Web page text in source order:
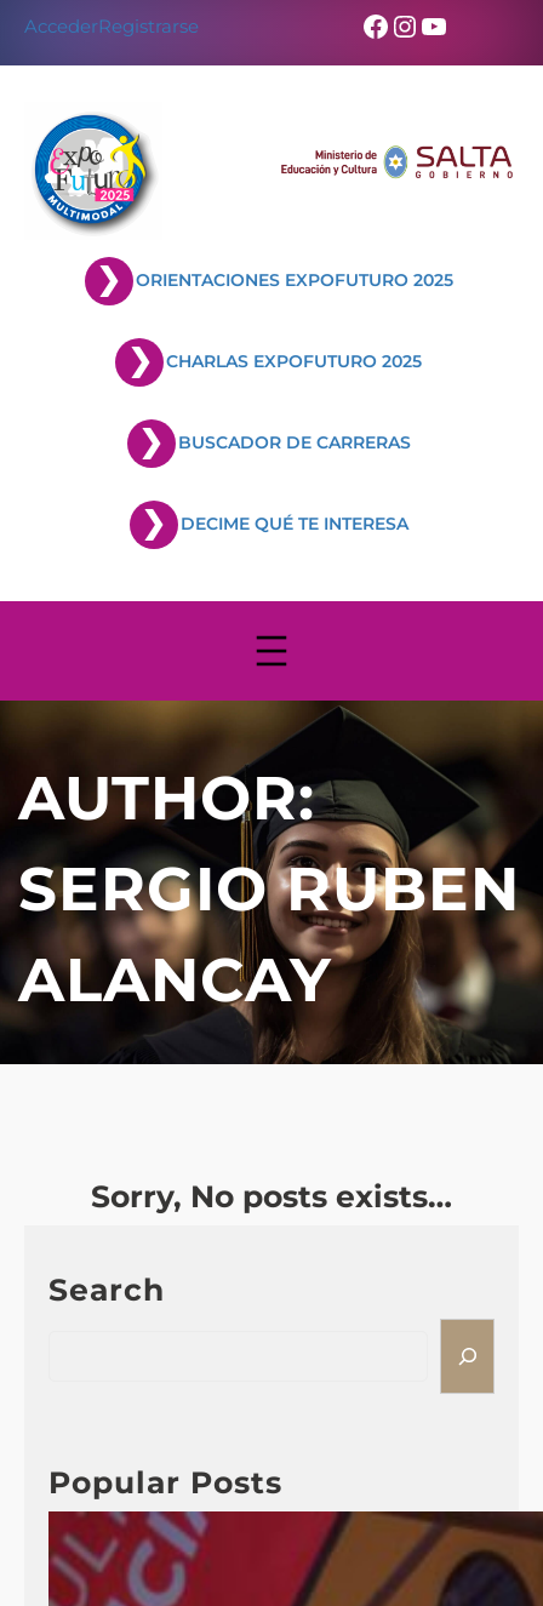
content
AccederRegistrarse Facebook
Instagram
YouTube
ORIENTACIONES EXPOFUTURO 2025
CHARLAS EXPOFUTURO 2025
BUSCADOR DE CARRERAS
DECIME QUÉ TE INTERESA
AUTHOR:
SERGIO RUBEN
ALANCAY
Sorry, No posts exists…
Search
h
Popular Posts